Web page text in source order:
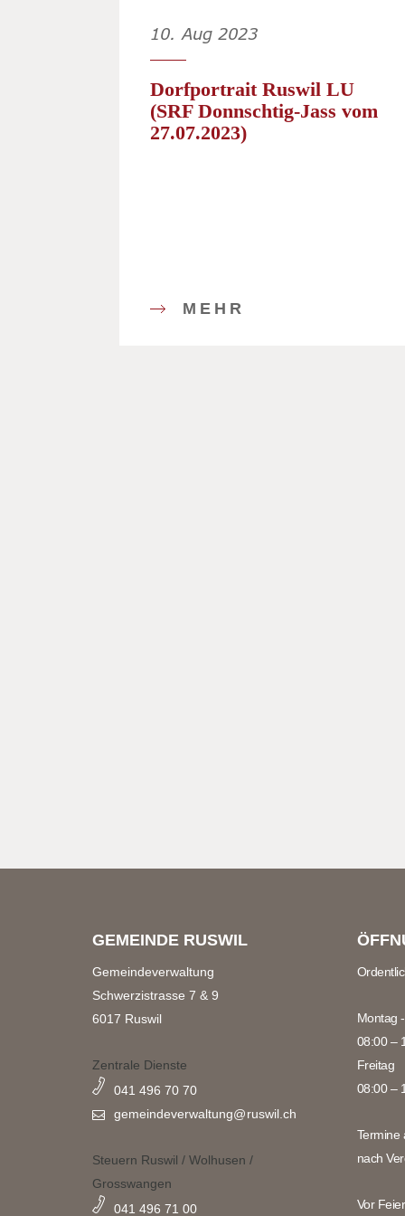
10. Aug 2023
Dorfportrait Ruswil LU
(SRF Donnschtig-Jass vom
27.07.2023)
MEHR
GEMEINDE RUSWIL
Gemeindeverwaltung
Schwerzistrasse 7 & 9
6017 Ruswil
Zentrale Dienste
041 496 70 70
gemeindeverwaltung@ruswil.ch
Steuern Ruswil / Wolhusen /
Grosswangen
041 496 71 00
Montag
08:00 –
Freitag
08:00 –
Termine
nach
Vor